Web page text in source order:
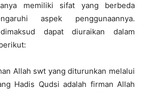
memiliki sifat yang berbeda
aspek penggunaannya.
dapat diuraikan dalam
Allah swt yang diturunkan melalui
Hadis Qudsi adalah firman Allah